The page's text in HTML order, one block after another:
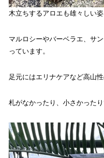
木立ちするアロエも雄々しい姿
マルロシーやバーベラエ、サ
っています。
足元にはエリナケアなど高山
札がなかったり、小さかったり